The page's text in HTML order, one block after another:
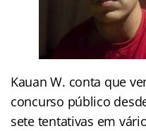
Kauan W. conta que
concurso público
sete tentativas em